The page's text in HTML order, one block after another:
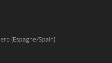
(Espagne/Spain)